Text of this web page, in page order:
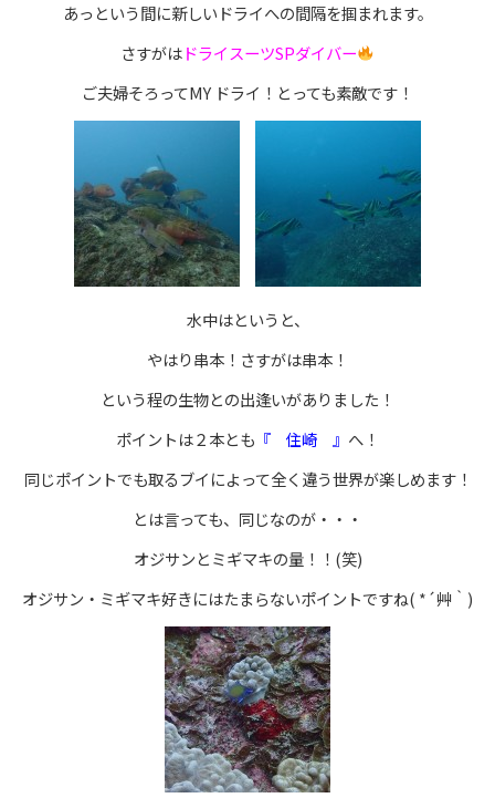
あっという間に新しいドライへの間隔を掴まれます。
さすがはドライスーツSPダイバー
ご夫婦そろってMY ドライ！とっても素敵です！
水中はというと、
やはり串本！さすがは串本！
という程の生物との出逢いがありました！
ポイントは２本とも 『 住崎 』 へ！
同じポイントでも取るブイによって全く違う世界が楽しめます！
とは言っても、同じなのが・・・
オジサンとミギマキの量！！(笑)
オジサン・ミギマキ好きにはたまらないポイントですね( *´艸｀)